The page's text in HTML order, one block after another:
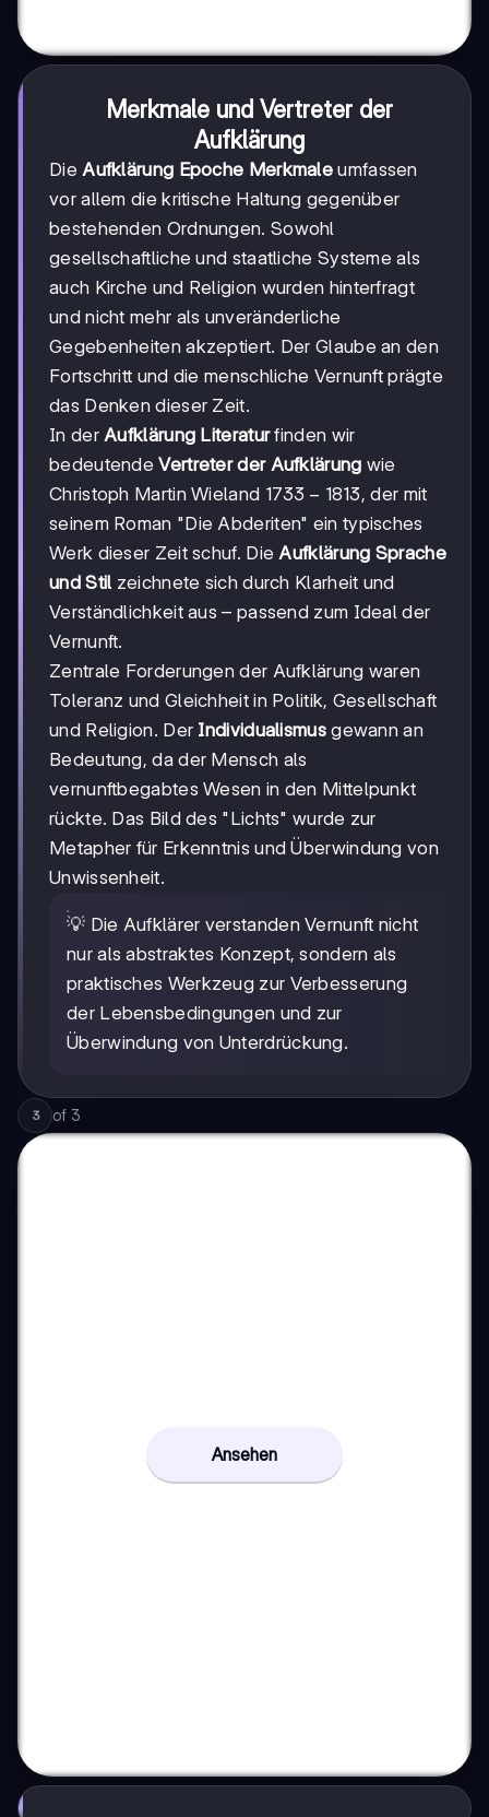
Merkmale und Vertreter der
Aufklärung
DieAufklärung Epoche Merkmale umfassen
vor allem die kritische Haltung gegenüber
bestehenden Ordnungen. Sowohl
gesellschaftliche und staatliche Systeme als
auch Kirche und Religion wurden hinterfragt
und nicht mehr als unveränderliche
Gegebenheiten akzeptiert. Der Glaube an den
Fortschritt und die menschliche Vernunft prägte
das Denken dieser Zeit.
In derAufklärung Literaturfinden wir
bedeutendeVertreter der Aufklärung wie
Christoph Martin Wieland 1733-
1813
1733 − 1813, der mit
seinem Roman "Die Abderiten" ein typisches
Werk dieser Zeit schuf. DieAufklärung Sprache
und Stil zeichnete sich durch Klarheit und
Verständlichkeit aus – passend zum Ideal der
Vernunft.
Zentrale Forderungen der Aufklärung waren
Toleranz und Gleichheit in Politik, Gesellschaft
und Religion. Der Individualismusgewann an
Bedeutung, da der Mensch als
vernunftbegabtes Wesen in den Mittelpunkt
rückte. Das Bild des "Lichts" wurde zur
Metapher für Erkenntnis und Überwindung von
Unwissenheit.
💡 Die Aufklärer verstanden Vernunft nicht
nur als abstraktes Konzept, sondern als
praktisches Werkzeug zur Verbesserung
der Lebensbedingungen und zur
Überwindung von Unterdrückung.
3 of 3
Ansehen